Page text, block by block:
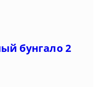
бунгало 2